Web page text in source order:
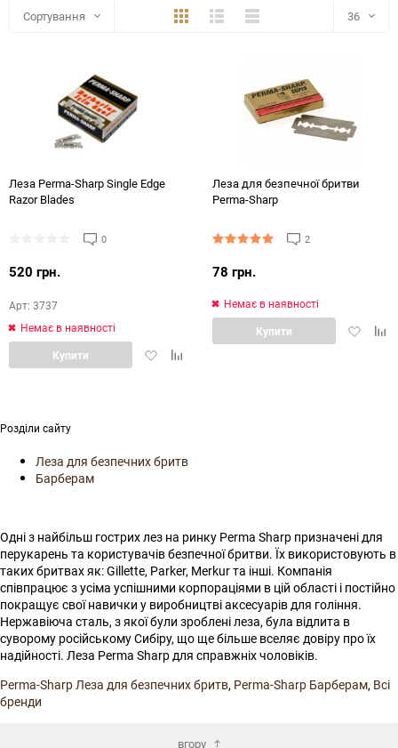
Сортування ПлиткаДетальноКомпактно 36
72
Леза Perma-Sharp Single Edge
Razor Blades
0
520 грн.
Арт: 3737
Немає в наявності
ДодатиДодати
Купити
Леза для безпечної бритви
Perma-Sharp
2
78 грн.
Немає в наявності
Додати
Купити
Розділи сайту
Леза для безпечних бритв
Барберам
Одні з найбільш гострих лез на ринку Perma Sharp призначені для
перукарень та користувачів безпечної бритви. Їх використовують в
таких бритвах як: Gillette, Parker, Merkur та інші. Компанія
співпрацює з усіма успішними корпораціями в цій області і постійно
покращує свої навички у виробництві аксесуарів для гоління.
Нержавіюча сталь, з якої були зроблені леза, була відлита в
суворому російському Сибіру, що ще більше вселяє довіру про їх
надійності. Леза Perma Sharp для справжніх чоловіків.
Perma-Sharp Леза для безпечних бритв, Perma-Sharp Барберам, Всі
бренди
вгору